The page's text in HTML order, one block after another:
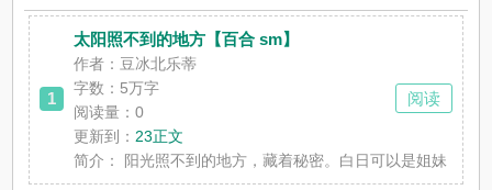
1
太阳照不到的地方【百合 sm】
作者：豆冰北乐蒂
字数：5万字
阅读量：0
更新到： 23正文
简介：
阳光照不到的地方，藏着秘密。白日可以是姐妹，夜
阅读